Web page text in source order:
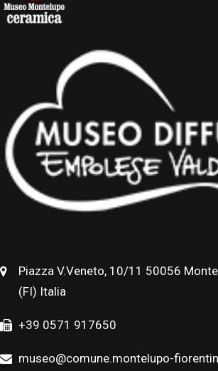
Piazza V.Veneto, 10/11 50056
(FI) Italia
+39 0571 917650
museo@comune.montelupo-